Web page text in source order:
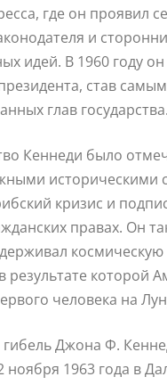
где он проявил
и
идей. В 1960 году
став
глав государства.
Кеннеди было
историческими
кризис и
правах. Он
космическую
результате которой
человека на
гибель Джона Ф.
ноября 1963 года в